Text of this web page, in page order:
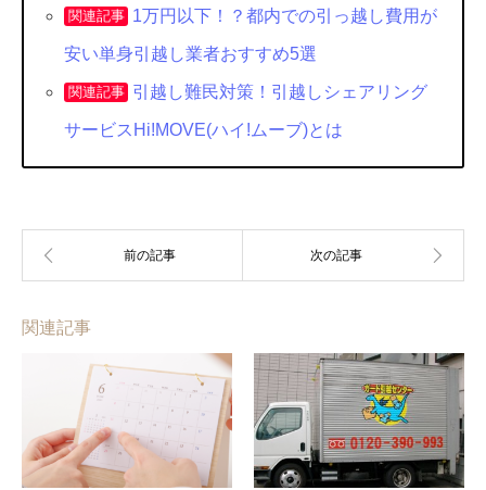
関連記事 1万円以下！？都内での引っ越し費用が
安い単身引越し業者おすすめ5選
関連記事 引越し難民対策！引越しシェアリング
サービスHi!MOVE(ハイ!ムーブ)とは
関連記事